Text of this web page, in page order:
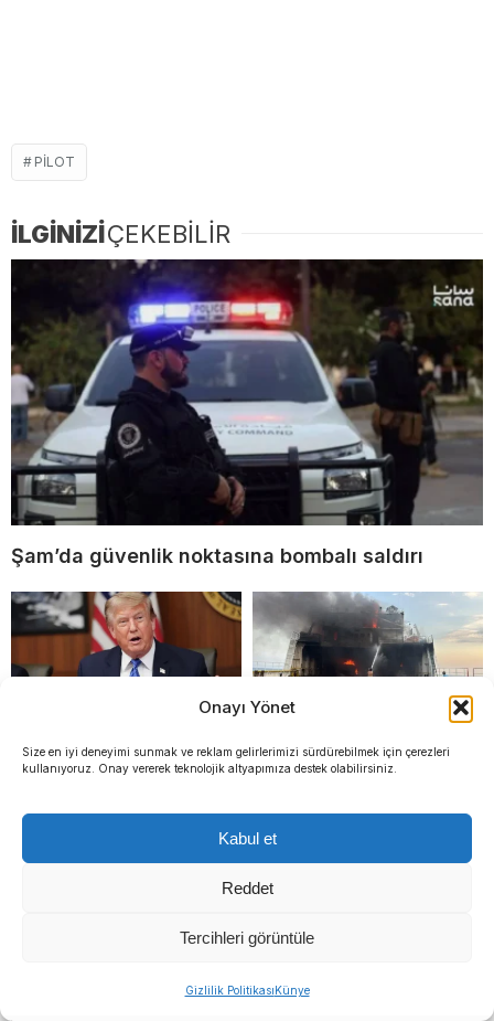
Onayı Yönet
Size en iyi deneyimi sunmak ve reklam gelirlerimizi sürdürebilmek için çerezleri
kullanıyoruz. Onay vererek teknolojik altyapımıza destek olabilirsiniz.
Kabul et
Reddet
Tercihleri görüntüle
Gizlilik PolitikasıKünye
PILOT
İLGİNİZİÇEKEBİLİR
Şam’da güvenlik noktasına bombalı saldırı
Trump’tan Tahran’a ağır
önceki son şansı’
Karadeniz’de Türk